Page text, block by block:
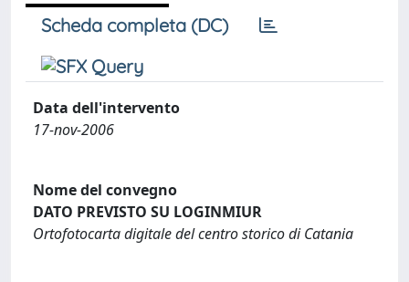
Scheda completa (DC)
Data dell'intervento
17-nov-2006
Nome del convegno
DATO PREVISTO SU LOGINMIUR
Ortofotocarta digitale del centro storico di Catania